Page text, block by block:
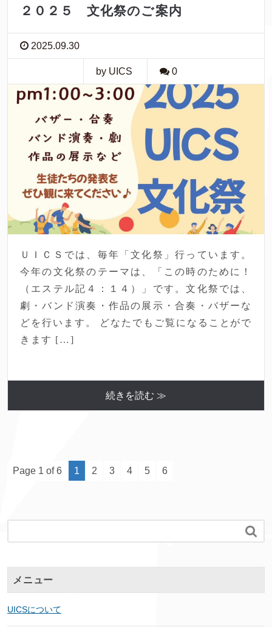
２０２５ 文化祭のご案内
2025.09.30
by UICS 0
ＵＩＣＳでは、毎年「文化祭」行っています。
今年の文化祭のテーマは、「この時のために！
（エステル記４：１４）」です。文化祭では、
劇・バンド演奏・作品の展示・合奏・バザーな
どを行います。 どなたでもご覧になることがで
きます […]
続きを読む ≫
Page 1 of 6 1 2 3 4 5 6

メニュー
UICSについて